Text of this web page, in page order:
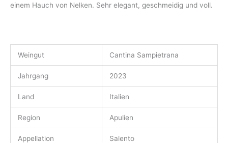
einem Hauch von Nelken. Sehr elegant, geschmeidig und voll.
Weingut Cantina Sampietrana
Jahrgang 2023
Land Italien
Region Apulien
Appellation Salento